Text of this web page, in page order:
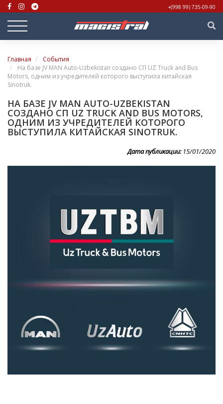
+(998 99) 735-09-90
Главная
События
На базе JV MAN Auto-Uzbekistan создано СП UZ Truck and Bus
Motors, одним из учредителей которого выступила китайская
Sinotruk.
НА БАЗЕ JV MAN AUTO-UZBEKISTAN
СОЗДАНО СП UZ TRUCK AND BUS MOTORS,
ОДНИМ ИЗ УЧРЕДИТЕЛЕЙ КОТОРОГО
ВЫСТУПИЛА КИТАЙСКАЯ SINOTRUK.
Дата публикации:15/01/2020